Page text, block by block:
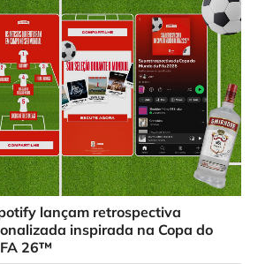
lançam retrospectiva
inspirada na Copa do
26™